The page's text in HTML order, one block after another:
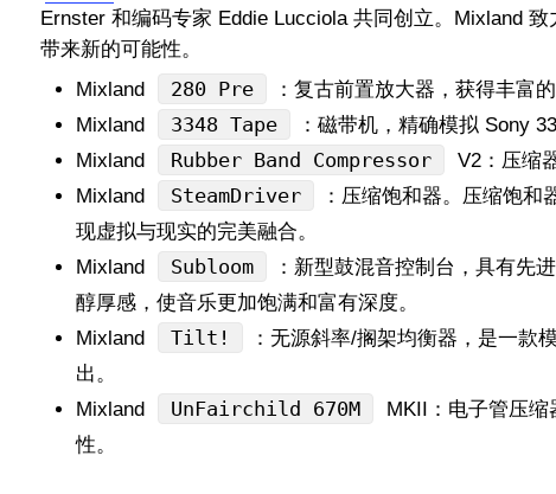
Ernster 和编码专家 Eddie Lucciola 共同创立。Mixland
带来新的可能性。
Mixland
280 Pre
：复古前置放大器，获得丰富
Mixland
3348 Tape
：磁带机，精确模拟 Sony
Mixland
Rubber Band Compressor
V2：压缩
Mixland
SteamDriver
：压缩饱和器。压缩饱
现虚拟与现实的完美融合。
Mixland
Subloom
：新型鼓混音控制台，具有先
醇厚感，使音乐更加饱满和富有深度。
Mixland
Tilt!
：无源斜率/搁架均衡器，是一款
出。
Mixland
UnFairchild 670M
MKII：电子管压
性。